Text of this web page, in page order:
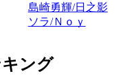
島崎勇輝/日之影
ソラ/Ｎｏｙ
ング